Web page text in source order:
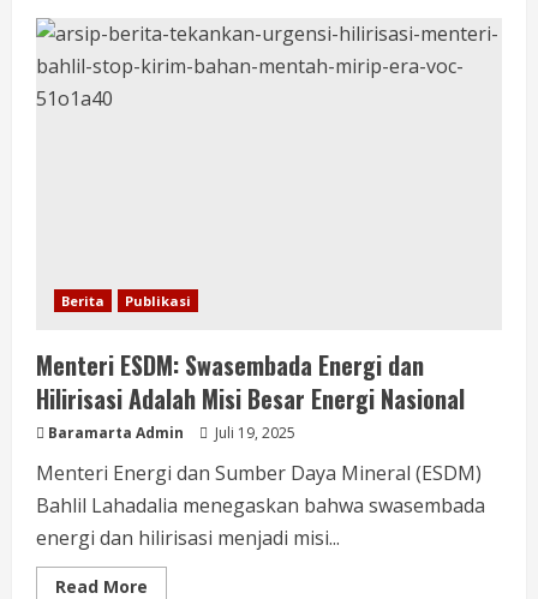
Berita Publikasi
Menteri ESDM: Swasembada Energi dan
Hilirisasi Adalah Misi Besar Energi Nasional
Baramarta Admin Juli 19, 2025
Menteri Energi dan Sumber Daya Mineral (ESDM)
Bahlil Lahadalia menegaskan bahwa swasembada
energi dan hilirisasi menjadi misi...
Read More